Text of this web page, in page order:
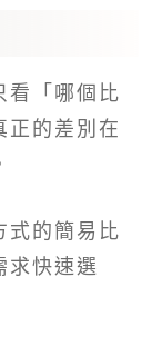
看「哪個比
正的差別在
式的簡易比
求快速選